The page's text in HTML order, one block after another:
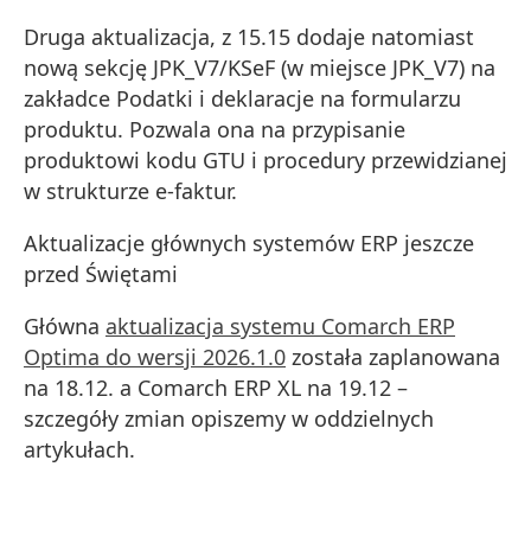
Druga aktualizacja, z 15.15 dodaje natomiast
nową sekcję JPK_V7/KSeF (w miejsce JPK_V7) na
zakładce Podatki i deklaracje na formularzu
produktu. Pozwala ona na przypisanie
produktowi kodu GTU i procedury przewidzianej
w strukturze e-faktur.
Aktualizacje głównych systemów ERP jeszcze
przed Świętami
Główna aktualizacja systemu Comarch ERP
Optima do wersji 2026.1.0 została zaplanowana
na 18.12. a Comarch ERP XL na 19.12 –
szczegóły zmian opiszemy w oddzielnych
artykułach.